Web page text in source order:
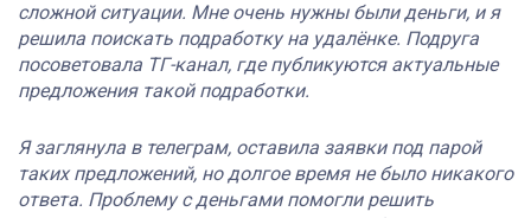
сложной ситуации. Мне очень нужны были деньги, и я
решила поискать подработку на удалёнке. Подруга
посоветовала ТГ-канал, где публикуются актуальные
предложения такой подработки.
Я заглянула в телеграм, оставила заявки под парой
таких предложений, но долгое время не было никакого
ответа. Проблему с деньгами помогли решить